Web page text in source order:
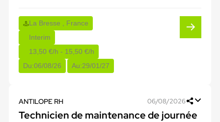
La Bresse , France
Interim
13,50 €/h - 15,50 €/h
Du:06/08/26 Au:29/01/27
ANTILOPE RH 06/08/2026
Technicien de maintenance de journée